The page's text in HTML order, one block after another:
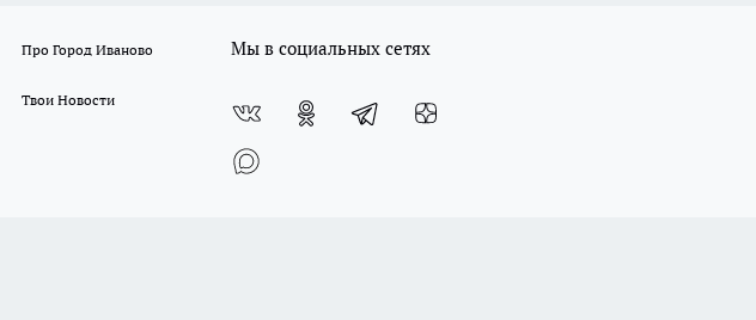
Про Город Иваново
Твои Новости
Мы в социальных сетях